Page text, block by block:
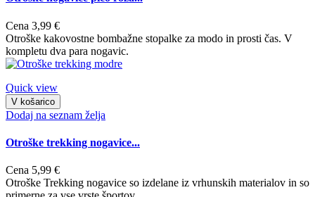
Cena 3,99 €
Otroške kakovostne bombažne stopalke za modo in prosti čas. V
kompletu dva para nogavic.
Quick view
V košarico
Dodaj na seznam želja
Otroške trekking nogavice...
Cena 5,99 €
Otroške Trekking nogavice so izdelane iz vrhunskih materialov in so